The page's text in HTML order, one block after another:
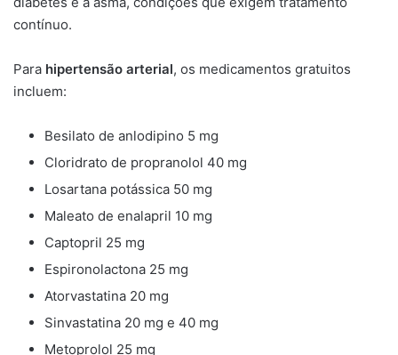
contínuo.
Para hipertensão arterial, os medicamentos gratuitos
incluem:
Besilato de anlodipino 5 mg
Cloridrato de propranolol 40 mg
Losartana potássica 50 mg
Maleato de enalapril 10 mg
Captopril 25 mg
Espironolactona 25 mg
Atorvastatina 20 mg
Sinvastatina 20 mg e 40 mg
Metoprolol 25 mg